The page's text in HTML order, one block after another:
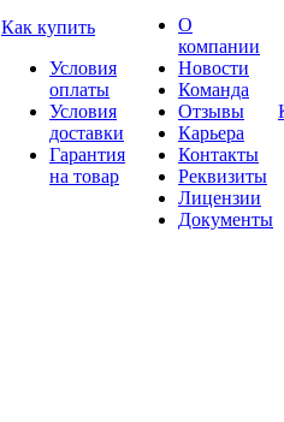
Как купить
Условия
оплаты
Условия
доставки
Гарантия
на товар
О
компании
Новости
Команда
Отзывы
Карьера
Контакты
Реквизиты
Лицензии
Документы